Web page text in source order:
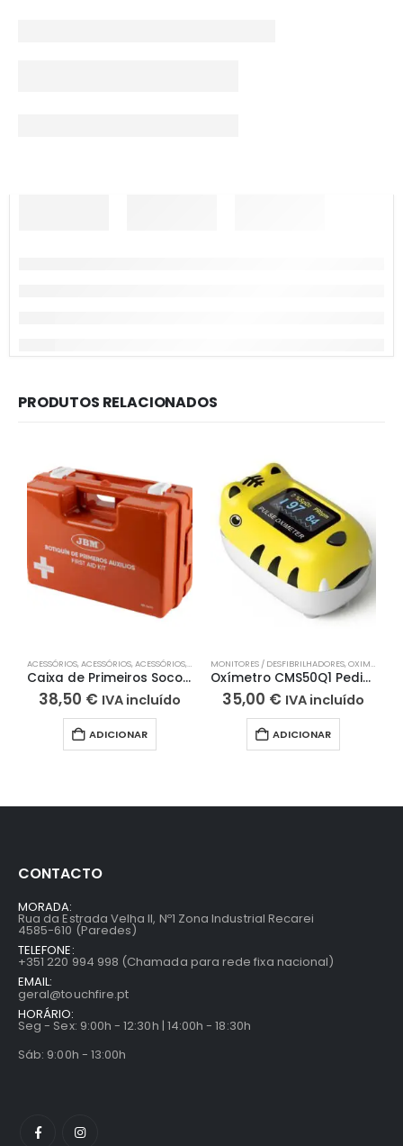
PRODUTOS RELACIONADOS
ACESSÓRIOS,ACESSÓRIOS,ACESSÓRIOS,KIT PRIMEIROS SOCORROS
Caixa de Primeiros Socorros Para Montagem em Parede
38,50 € IVA incluído
ADICIONAR
MONITORES / DESFIBRILHADORES,OXIMETRO
Oxímetro CMS50Q1 Pediátrico
35,00 € IVA incluído
ADICIONAR
CONTACTO
MORADA:
Rua da Estrada Velha II, Nº1 Zona Industrial Recarei
4585-610 (Paredes)
TELEFONE:
+351 220 994 998 (Chamada para rede fixa nacional)
EMAIL:
geral@touchfire.pt
HORÁRIO:
Seg - Sex: 9:00h - 12:30h | 14:00h - 18:30h
Sáb: 9:00h - 13:00h